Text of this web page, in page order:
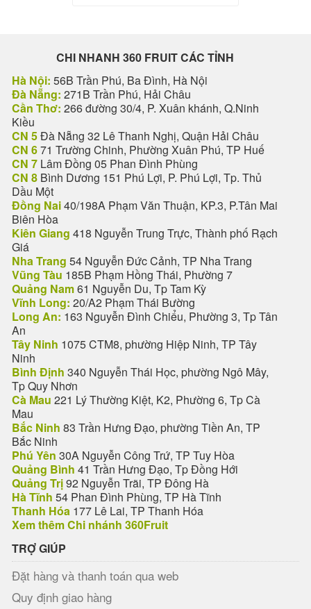
CHI NHANH 360 FRUIT CÁC TỈNH
Hà Nội: 56B Trần Phú, Ba Đình, Hà Nội
Đà Nẵng: 271B Trần Phú, Hải Châu
Cần Thơ: 266 đường 30/4, P. Xuân khánh, Q.Ninh
Kiều
CN 5Đà Nẵng 32 Lê Thanh Nghị, Quận Hải Châu
CN 671 Trường Chinh, Phường Xuân Phú, TP Huế
CN 7 Lâm Đồng 05 Phan Đình Phùng
CN 8 Bình Dương 151 Phú Lợi, P. Phú Lợi, Tp. Thủ
Dầu Một
Đồng Nai40/198A Phạm Văn Thuận, KP.3, P.Tân Mai
Biên Hòa
Kiên Giang 418 Nguyễn Trung Trực, Thành phố Rạch
Giá
Nha Trang 54 Nguyễn Đức Cảnh, TP Nha Trang
Vũng Tàu 185B Phạm Hồng Thái, Phường 7
Quảng Nam61 Nguyễn Du, Tp Tam Kỳ
Vĩnh Long: 20/A2 Phạm Thái Bường
Long An: 163 Nguyễn Đình Chiểu, Phường 3, Tp Tân
An
Tây Ninh 1075 CTM8, phường Hiệp Ninh, TP Tây
Ninh
Bình Định 340 Nguyễn Thái Học, phường Ngô Mây,
Tp Quy Nhơn
Cà Mau 221 Lý Thường Kiệt, K2, Phường 6, Tp Cà
Mau
Bắc Ninh 83 Trần Hưng Đạo, phường Tiền An, TP
Bắc Ninh
Phú Yên 30A Nguyễn Công Trứ, TP Tuy Hòa
Quảng Bình 41 Trần Hưng Đạo, Tp Đồng Hới
Quảng Trị92 Nguyễn Trãi, TP Đông Hà
Hà Tĩnh 54 Phan Đình Phùng, TP Hà Tĩnh
Thanh Hóa 177 Lê Lai, TP Thanh Hóa
Xem thêm Chi nhánh 360Fruit
TRỢ GIÚP
Đặt hàng và thanh toán qua web
Quy định giao hàng